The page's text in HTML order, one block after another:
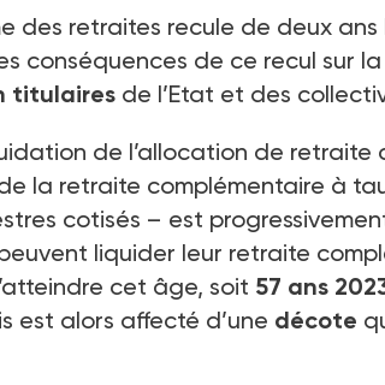
des retraites recule de deux ans
conséquences de ce recul sur
titulaires de l’Etat et des
de l’allocation de retraite
la retraite complémentaire à
cotisés – est
liquider leur retraite
cet âge, soit 57 ans
est alors affecté d’une décote